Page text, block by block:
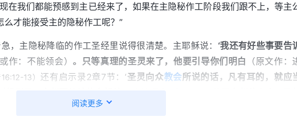
在我们都能预感到主已经来了，如果在主隐秘作工阶段我们跟不上，等主
才能接受主的隐秘作工呢？”
，主隐秘降临的作工圣经里说得很清楚。主耶稣说： ‘我还有好些事要告
或作：不能领会） 。只等真理的圣灵来了，他要引导你们明白
（原文作：
13） 还有启示录2章7节：‘圣灵向众教会所说的话，凡有耳的，就应
1章5节：‘你们这因信蒙神能力保守的人，必能得着所预备、到末世要显现的
阅读更多